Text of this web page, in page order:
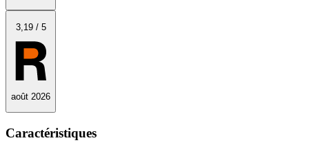
3,19/ 5
août 2026
Caractéristiques